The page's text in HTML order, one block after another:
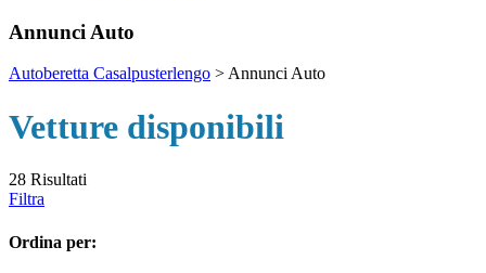
Annunci Auto
Autoberetta Casalpusterlengo >Annunci Auto
Vetture disponibili
28 Risultati
Filtra
Ordina per: